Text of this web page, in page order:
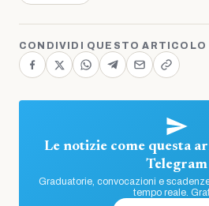
CONDIVIDI QUESTO ARTICOLO
Le notizie come questa
Telegram
Graduatorie, convocazioni e
tempo reale.